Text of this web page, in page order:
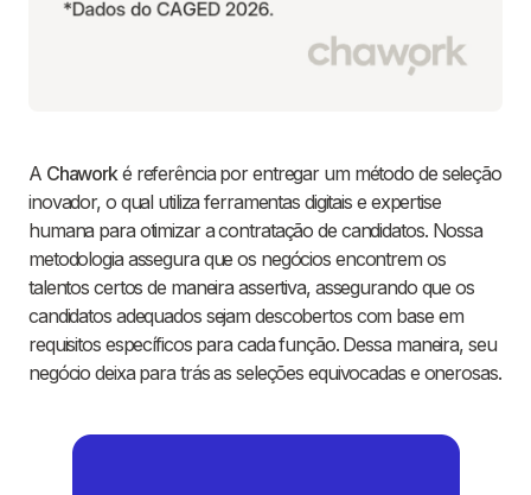
A Chaworké referência por entregar um método de seleção
inovador, o qual utiliza ferramentas digitais e expertise
humana para otimizar a contratação de candidatos. Nossa
metodologia assegura que os negócios encontrem os
talentos certos de maneira assertiva, assegurando que os
candidatos adequados sejam descobertos com base em
requisitos específicos para cada função. Dessa maneira, seu
negócio deixa para trás as seleções equivocadas e onerosas.